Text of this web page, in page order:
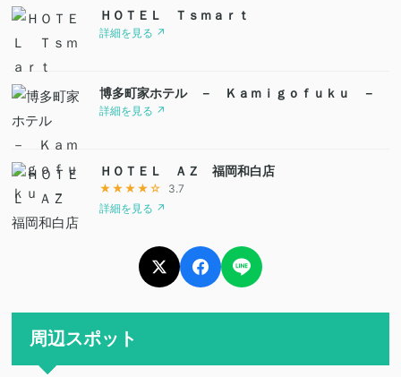
ＨＯＴＥＬ Ｔｓｍａｒｔ
詳細を見る ↗
博多町家ホテル － Ｋａｍｉｇｏｆｕｋｕ －
詳細を見る ↗
ＨＯＴＥＬ ＡＺ 福岡和白店
★★★★☆
3.7
詳細を見る ↗
周辺スポット